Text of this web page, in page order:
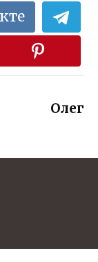
Олег